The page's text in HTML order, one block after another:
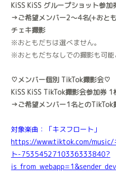
KiSS KiSS グループショット参加
→ご希望メンバー2～4名(+おと
チェキ撮影
※おともだちは選べません。
※おともだちなしでの撮影も可能
♡メンバー個別 TikTok撮影会♡
KiSS KiSS TikTok撮影会参加券 1
→ご希望メンバー1名とのTikTok
対象楽曲：「キスフロート」
https://www.tiktok.com/music/
ト-7535452710336333840?